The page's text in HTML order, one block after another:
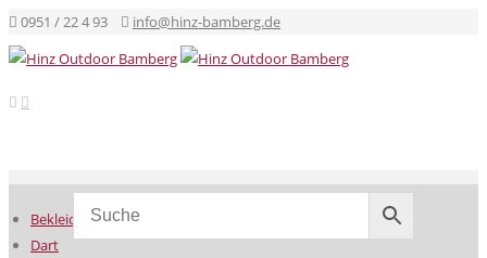
0951 / 22 4 93 info@hinz-bamberg.de
Bekleidung
Dart